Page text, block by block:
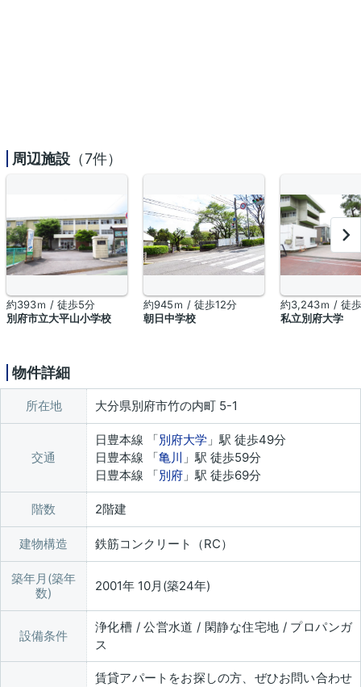
周辺施設 （7件）
約393ｍ / 徒歩5分
別府市立大平山小学校
約945ｍ / 徒歩12分
朝日中学校
約3,243ｍ / 徒
私立別府大学
物件詳細
所在地 大分県別府市竹の内町 5-1
交通
日豊本線 「別府大学 」駅 徒歩49分
日豊本線 「亀川 」駅 徒歩59分
日豊本線 「別府 」駅 徒歩69分
階数 2階建
建物構造 鉄筋コンクリート（RC）
築年月(築年
数)
2001年 10月(築24年)
設備条件
浄化槽 / 公営水道 / 閑静な住宅地 / プロパンガ
ス
賃貸アパートをお探しの方、ぜひお問い合わせ